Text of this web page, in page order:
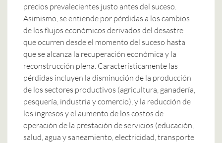
precios prevalecientes justo antes del suceso.
Asimismo, se entiende por pérdidas a los cambios
de los flujos económicos derivados del desastre
que ocurren desde el momento del suceso hasta
que se alcanza la recuperación económica y la
reconstrucción plena. Característicamente las
pérdidas incluyen la disminución de la producción
de los sectores productivos (agricultura, ganadería,
pesquería, industria y comercio), y la reducción de
los ingresos y el aumento de los costos de
operación de la prestación de servicios (educación,
salud, agua y saneamiento, electricidad, transporte